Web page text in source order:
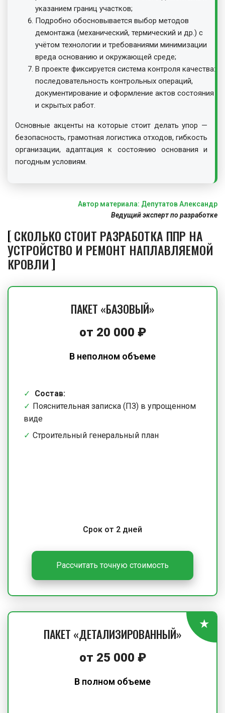
указанием границ участков;
Подробно обосновывается выбор методов
демонтажа (механический, термический и др.) с
учётом технологии и требованиями минимизации
вреда основанию и окружающей среде;
В проекте фиксируется система контроля качества:
последовательность контрольных операций,
документирование и оформление актов состояния
и скрытых работ.
Основные акценты на которые стоит делать упор —
безопасность, грамотная логистика отходов, гибкость
организации, адаптация к состоянию основания и
погодным условиям.
Автор материала: Депутатов Александр
Ведущий эксперт по разработке
СКОЛЬКО СТОИТ РАЗРАБОТКА ППР НА
УСТРОЙСТВО И РЕМОНТ НАПЛАВЛЯЕМОЙ
КРОВЛИ
ПАКЕТ «БАЗОВЫЙ»
от 20 000 ₽
В неполном объеме
Состав:
Пояснительная записка (ПЗ) в упрощенном
виде
Строительный генеральный план
Срок от 2 дней
Рассчитать точную стоимость
ПАКЕТ «ДЕТАЛИЗИРОВАННЫЙ»
от 25 000 ₽
В полном объеме